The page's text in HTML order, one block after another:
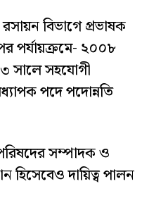
বিভাগে প্রভাষক
পর্যায়ক্রমে- ২০০৮
সালে সহযোগী
পদে পদোন্নতি
সম্পাদক ও
হিসেবেও দায়িত্ব পালন